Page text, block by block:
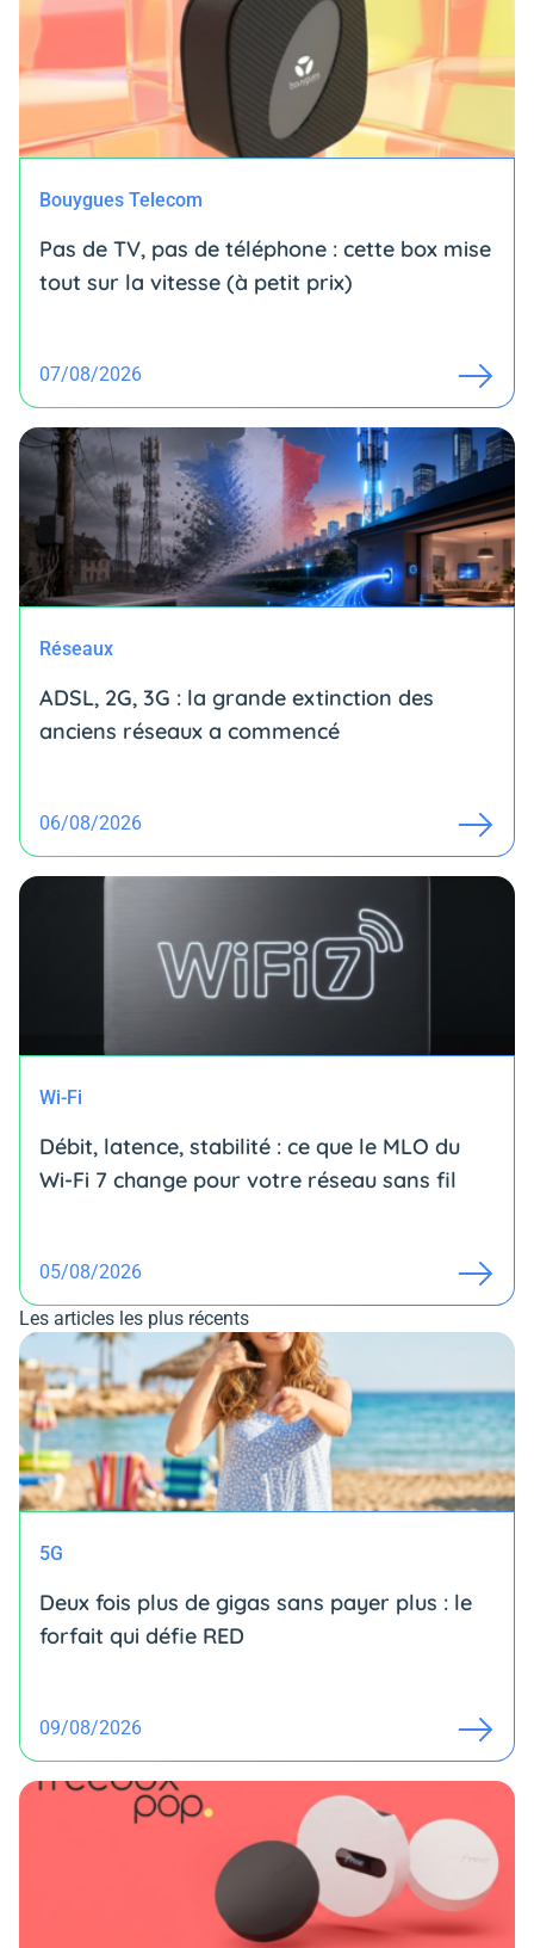
Bouygues Telecom
Pas de TV, pas de téléphone : cette box mise
tout sur la vitesse (à petit prix)
07/08/2026
Réseaux
ADSL, 2G, 3G : la grande extinction des
anciens réseaux a commencé
06/08/2026
Wi-Fi
Débit, latence, stabilité : ce que le MLO du
Wi-Fi 7 change pour votre réseau sans fil
05/08/2026
Les articles les plus récents
5G
Deux fois plus de gigas sans payer plus : le
forfait qui défie RED
09/08/2026